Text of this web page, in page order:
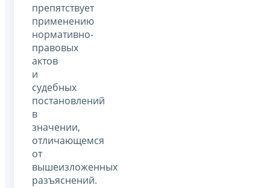
препятствует
применению
нормативно-
правовых
актов
и
судебных
постановлений
в
значении,
отличающемся
от
вышеизложенных
разъяснений.